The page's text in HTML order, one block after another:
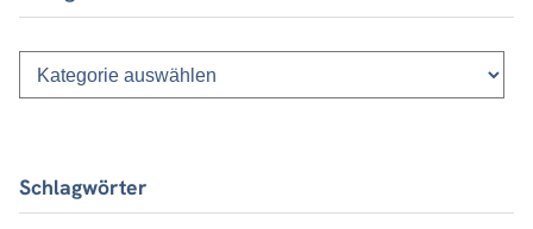
Kategorien
Schlagwörter